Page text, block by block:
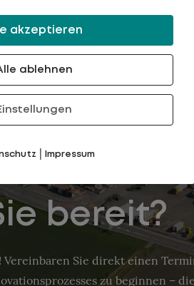
uncertainty and resolve
bereit?
Vereinbaren Sie direkt einen
zu beginnen –
akzeptieren
ablehnen
| Impressum